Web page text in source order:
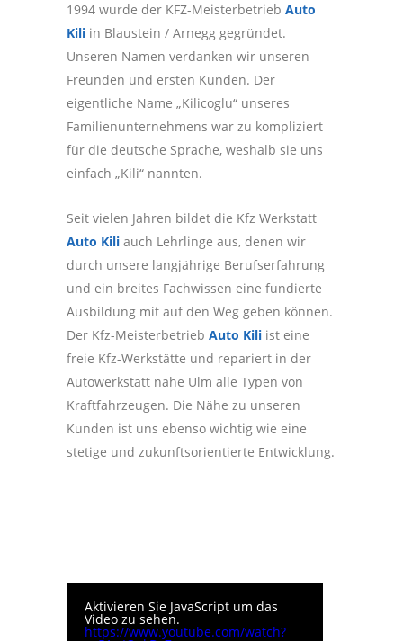
1994 wurde der KFZ-Meisterbetrieb Auto
Kili in Blaustein / Arnegg gegründet.
Unseren Namen verdanken wir unseren
Freunden und ersten Kunden. Der
eigentliche Name „Kilicoglu“ unseres
Familienunternehmens war zu kompliziert
für die deutsche Sprache, weshalb sie uns
einfach „Kili“ nannten.
Seit vielen Jahren bildet die Kfz Werkstatt
Auto Kili auch Lehrlinge aus, denen wir
durch unsere langjährige Berufserfahrung
und ein breites Fachwissen eine fundierte
Ausbildung mit auf den Weg geben können.
Der Kfz-Meisterbetrieb Auto Kili ist eine
freie Kfz-Werkstätte und repariert in der
Autowerkstatt nahe Ulm alle Typen von
Kraftfahrzeugen. Die Nähe zu unseren
Kunden ist uns ebenso wichtig wie eine
stetige und zukunftsorientierte Entwicklung.
Aktivieren Sie JavaScript um das
Video zu sehen.
https://www.youtube.com/watch?